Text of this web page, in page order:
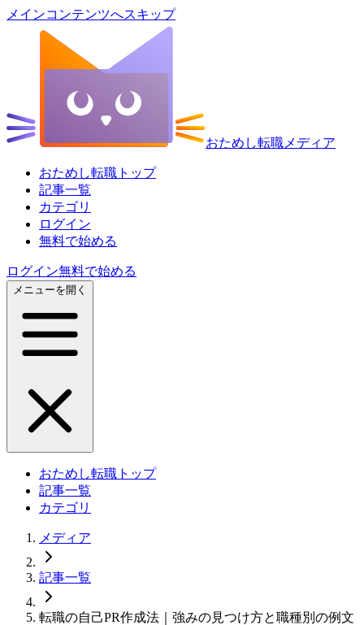
メインコンテンツへスキップ
おためし転職メディア
おためし転職トップ
記事一覧
カテゴリ
ログイン
無料で始める
ログイン無料で始める
メニューを開く
おためし転職トップ
記事一覧
カテゴリ
メディア
記事一覧
転職の自己PR作成法｜強みの見つけ方と職種別の例文